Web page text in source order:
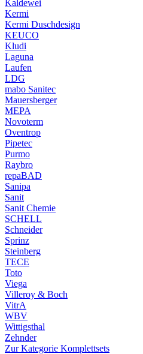
Kaldewei
Kermi
Kermi Duschdesign
KEUCO
Kludi
Laguna
Laufen
LDG
mabo Sanitec
Mauersberger
MEPA
Novoterm
Oventrop
Pipetec
Purmo
Raybro
repaBAD
Sanipa
Sanit
Sanit Chemie
SCHELL
Schneider
Sprinz
Steinberg
TECE
Toto
Viega
Villeroy & Boch
VitrA
WBV
Wittigsthal
Zehnder
Zur Kategorie Komplettsets